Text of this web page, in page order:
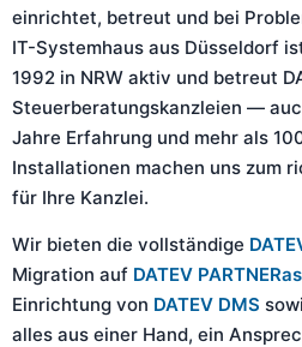
einrichtet, betreut und bei
IT-Systemhaus aus Düsseldorf
1992 in NRW aktiv und betreut
Steuerberatungskanzleien —
Jahre Erfahrung und mehr als
Installationen machen uns zum
für Ihre Kanzlei.
Wir bieten die vollständige
Migration auf DATEV
Einrichtung von DATEV DMS
alles aus einer Hand, ein